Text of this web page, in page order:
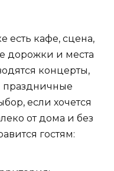
есть кафе, сцена,
дорожки и места
концерты,
праздничные
если хочется
от дома и без
гостям: